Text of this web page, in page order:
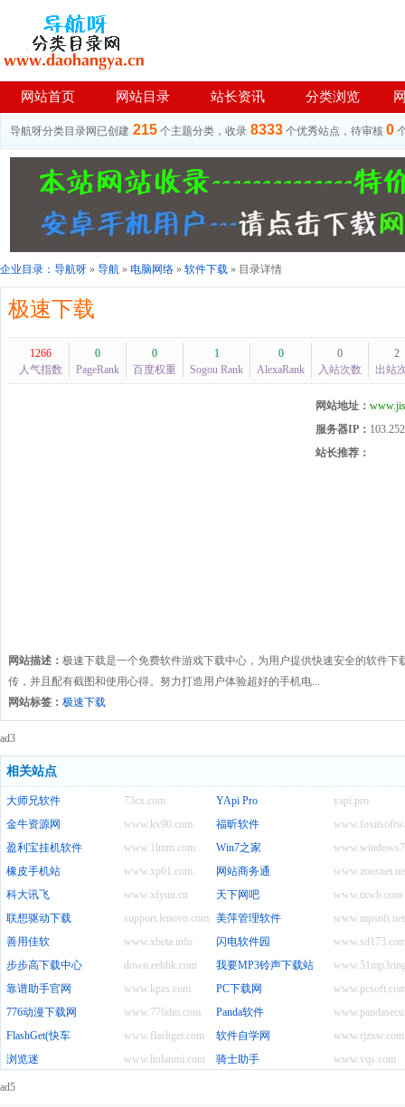
网站首页 网站目录 站长资讯 分类浏览
导航呀分类目录网已创建 215 个主题分类，收录 8333 个优秀站点，待审核 0
企业目录： 导航呀 » 导航 » 电脑网络 » 软件下载 » 目录详情
极速下载
1266
人气指数
0
PageRank
0
百度权重
1
Sogou Rank
0
AlexaRank
0
入站次数
2
出站
网站地址：
服务器IP：
站长推荐：
网站描述： 极速下载是一个免费软件游戏下载中心，为用户提供快速安全的软件
传，并且配有截图和使用心得。努力打造用户体验超好的手机电...
网站标签： 极速下载
ad3
相关站点
73cx.com
大师兄软件 yapi.pro
YApi Pro
www.kv90.com
金牛资源网
福昕软件
www.1lmm.com
盈利宝挂机软件
Win7之家
www.xp61.com
橡皮手机站
网站商务通
www.xfyun.cn
科大讯飞 www.txwb.com
天下网吧
support.lenovo.com.cn
联想驱动下载 www.mpsoft.net
美萍管理软件
www.xbeta.info
善用佳软
闪电软件园
down.eebbk.com
步步高下载中心
我要MP3铃声下载站
www.kpzs.com
靠谱助手官网
PC下载网
www.776dm.com
776动漫下载网
Panda软件
www.flashget.com
FlashGet(快车 www.rjzxw.com
软件自学网
www.liulanmi.com
浏览迷 www.vqs.com
骑士助手
ad5